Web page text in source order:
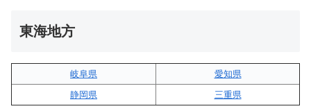
東海地方
岐阜県
愛知県
静岡県
三重県